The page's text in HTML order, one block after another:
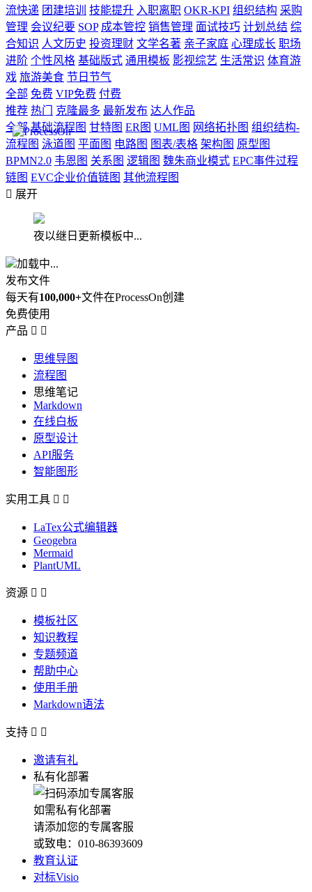
流快递 团建培训 技能提升 入职离职 OKR-KPI 组织结构 采购
管理 会议纪要 SOP 成本管控 销售管理 面试技巧 计划总结 综
合知识 人文历史 投资理财 文学名著 亲子家庭 心理成长 职场
进阶 个性风格 基础版式 通用模板 影视综艺 生活常识 体育游
戏 旅游美食 节日节气
全部 免费 VIP免费 付费
推荐 热门 克隆最多 最新发布 达人作品
全部 基础流程图 甘特图 ER图 UML图 网络拓扑图 组织结构-
流程图 泳道图 平面图 电路图 图表/表格 架构图 原型图
BPMN2.0 韦恩图 关系图 逻辑图 魏朱商业模式 EPC事件过程
链图 EVC企业价值链图 其他流程图
 展开
夜以继日更新模板中...
加载中...
发布文件
每天有100,000+文件在ProcessOn创建
免费使用
产品  
思维导图
流程图
思维笔记
Markdown
在线白板
原型设计
API服务
智能图形
实用工具  
LaTex公式编辑器
Geogebra
Mermaid
PlantUML
资源  
模板社区
知识教程
专题频道
帮助中心
使用手册
Markdown语法
支持  
邀请有礼
私有化部署
如需私有化部署
请添加您的专属客服
或致电：010-86393609
教育认证
对标Visio